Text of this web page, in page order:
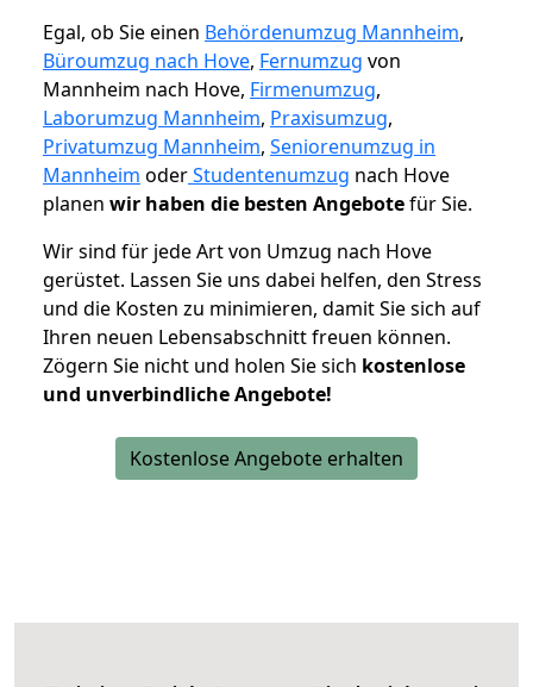
Egal, ob Sie einen Behördenumzug Mannheim,
Büroumzug nach Hove, Fernumzug von
Mannheim nach Hove, Firmenumzug,
Laborumzug Mannheim, Praxisumzug,
Privatumzug Mannheim, Seniorenumzug in
Mannheim oderStudentenumzug nach Hove
planen wir haben die besten Angebotefür Sie.
Wir sind für jede Art von Umzug nach Hove
gerüstet. Lassen Sie uns dabei helfen, den Stress
und die Kosten zu minimieren, damit Sie sich auf
Ihren neuen Lebensabschnitt freuen können.
Zögern Sie nicht und holen Sie sich kostenlose
und unverbindliche Angebote!
Kostenlose Angebote erhalten